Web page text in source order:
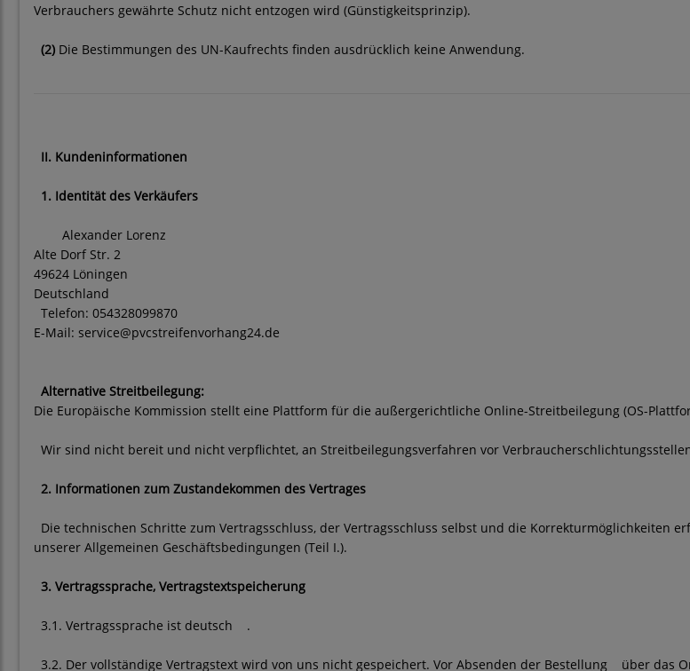
Verbrauchers gewährte Schutz nicht entzogen wird (Günstigkeitsprinzip).
(2) Die Bestimmungen des UN-Kaufrechts finden ausdrücklich keine Anwendung.
II. Kundeninformationen
1. Identität des Verkäufers
Alexander Lorenz
Alte Dorf Str. 2
49624 Löningen
Deutschland
Telefon: 054328099870
E-Mail: service@pvcstreifenvorhang24.de
Alternative Streitbeilegung:
Die Europäische Kommission stellt eine Plattform für die außergerichtliche Online-Streitbeilegung (OS-
Wir sind nicht bereit und nicht verpflichtet, an Streitbeilegungsverfahren vor
2. Informationen zum Zustandekommen des Vertrages
Die technischen Schritte zum Vertragsschluss, der Vertragsschluss selbst und die Korrekturmöglichkeiten
unserer Allgemeinen Geschäftsbedingungen (Teil I.).
3. Vertragssprache, Vertragstextspeicherung
3.1. Vertragssprache ist deutsch .
3.2. Der vollständige Vertragstext wird von uns nicht gespeichert. Vor Absenden der Bestellung über das